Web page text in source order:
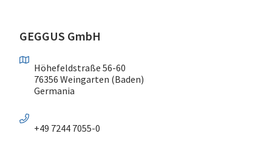
GEGGUS GmbH
Höhefeldstraße 56-60
76356 Weingarten (Baden)
Germania
+49 7244 7055-0